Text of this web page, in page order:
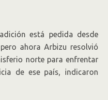
está pedida desde
ahora Arbizu resolvió
norte para enfrentar
de ese país, indicaron